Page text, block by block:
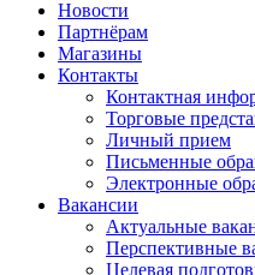
Новости
Партнёрам
Магазины
Контакты
Контактная
Торговые
Личный прием
Письменные
Электронные
Вакансии
Актуальные
Перспективные
Целевая